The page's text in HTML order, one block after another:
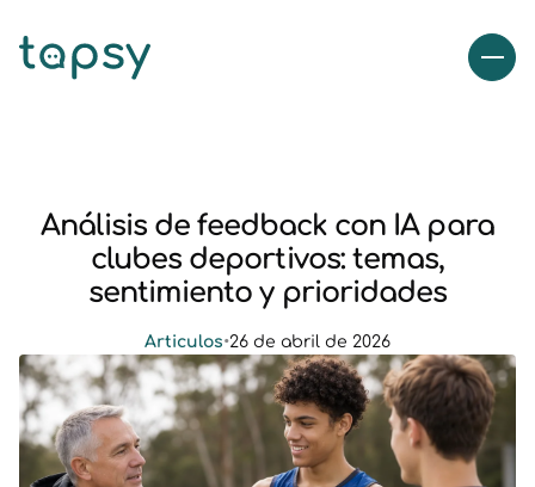
Análisis de feedback con IA para
clubes deportivos: temas,
sentimiento y prioridades
Articulos•26 de abril de 2026